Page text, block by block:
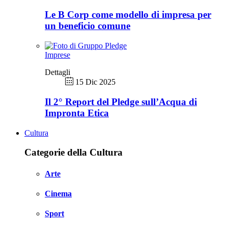
Le B Corp come modello di impresa per
un beneficio comune
Imprese
Dettagli
15 Dic 2025
Il 2° Report del Pledge sull’Acqua di
Impronta Etica
Cultura
Categorie della Cultura
Arte
Cinema
Sport